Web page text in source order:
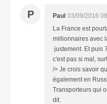
P Paul 03/09/2016
La France est
millionnaires avec
justement. Et puis
c'est pas si mal,
/> Je crois savoir
également en
Transporteurs qui
dit.